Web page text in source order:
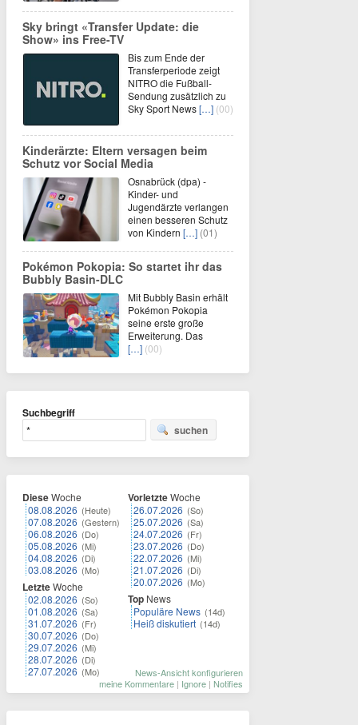
Sky bringt «Transfer Update: die
Show» ins Free-TV
Bis zum Ende der
Transferperiode zeigt
NITRO die Fußball-
Sendung zusätzlich zu
Sky Sport News[…] (00)
Kinderärzte: Eltern versagen beim
Schutz vor Social Media
Osnabrück (dpa) -
Kinder- und
Jugendärzte verlangen
einen besseren Schutz
von Kindern […] (01)
Pokémon Pokopia: So startet ihr das
Bubbly Basin-DLC
Mit Bubbly Basin erhält
Pokémon Pokopia
seine erste große
Erweiterung. Das
[…] (00)
Suchbegriff
suchen
DieseWoche
08.08.2026 (Heute)
07.08.2026 (Gestern)
06.08.2026 (Do)
05.08.2026 (Mi)
04.08.2026 (Di)
03.08.2026 (Mo)
LetzteWoche
02.08.2026 (So)
01.08.2026 (Sa)
31.07.2026 (Fr)
30.07.2026 (Do)
29.07.2026 (Mi)
28.07.2026 (Di)
27.07.2026 (Mo)
VorletzteWoche
26.07.2026 (So)
25.07.2026 (Sa)
24.07.2026 (Fr)
23.07.2026 (Do)
22.07.2026 (Mi)
21.07.2026 (Di)
20.07.2026 (Mo)
Top News
Populäre News (14d)
Heiß diskutiert (14d)
News-Ansicht konfigurieren
meine Kommentare | Ignore | Notifies